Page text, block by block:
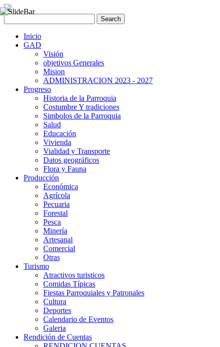
Inicio
GAD
Visión
objetivos Generales
Mision
ADMINISTRACION 2023 - 2027
Progreso
Historia de la Parroquia
Costumbre Y tradiciones
Simbolos de la Parroquia
Salud
Educación
Vivienda
Vialidad y Transporte
Datos geográficos
Flora y Fauna
Producción
Económica
Agrícola
Pecuaria
Forestal
Pesca
Minería
Artesanal
Comercial
Otras
Turismo
Atractivos turisticos
Comidas Típicas
Fiestas Parroquiales y Patronales
Cultura
Deportes
Calendario de Eventos
Galeria
Rendición de Cuentas